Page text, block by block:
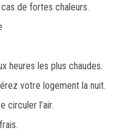
de fortes chaleurs.
heures les plus chaudes.
votre logement la nuit.
circuler l’air.